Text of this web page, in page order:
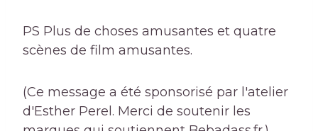
PS Plus de choses amusantes et quatre
scènes de film amusantes.
(Ce message a été sponsorisé par l'atelier
d'Esther Perel. Merci de soutenir les